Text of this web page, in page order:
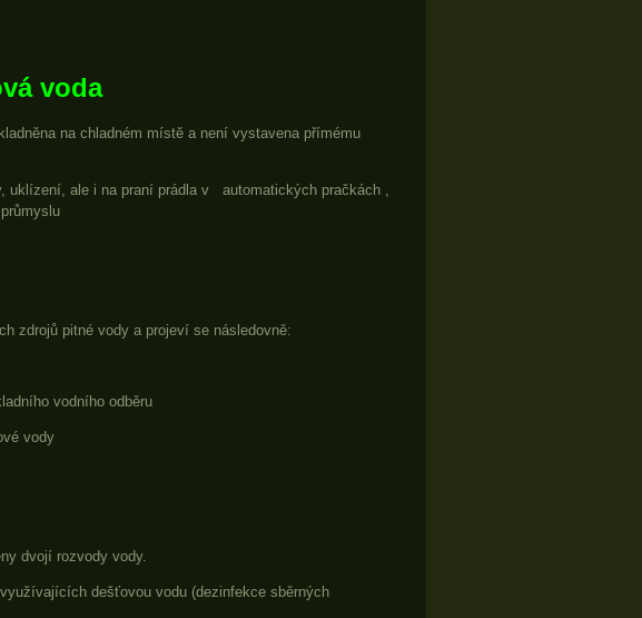
voda
na chladném místě a není vystavena přímému
uklízení, ale i na praní prádla v
automatických pračkách ,
zdrojů pitné vody a projeví se následovně:
vodního odběru
vody
dvojí rozvody vody.
dešťovou vodu (dezinfekce sběrných